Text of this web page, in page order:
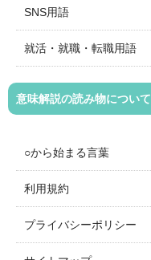
SNS用語
就活・就職・転職用語
意味解説の読み物について
○から始まる言葉
利用規約
プライバシーポリシー